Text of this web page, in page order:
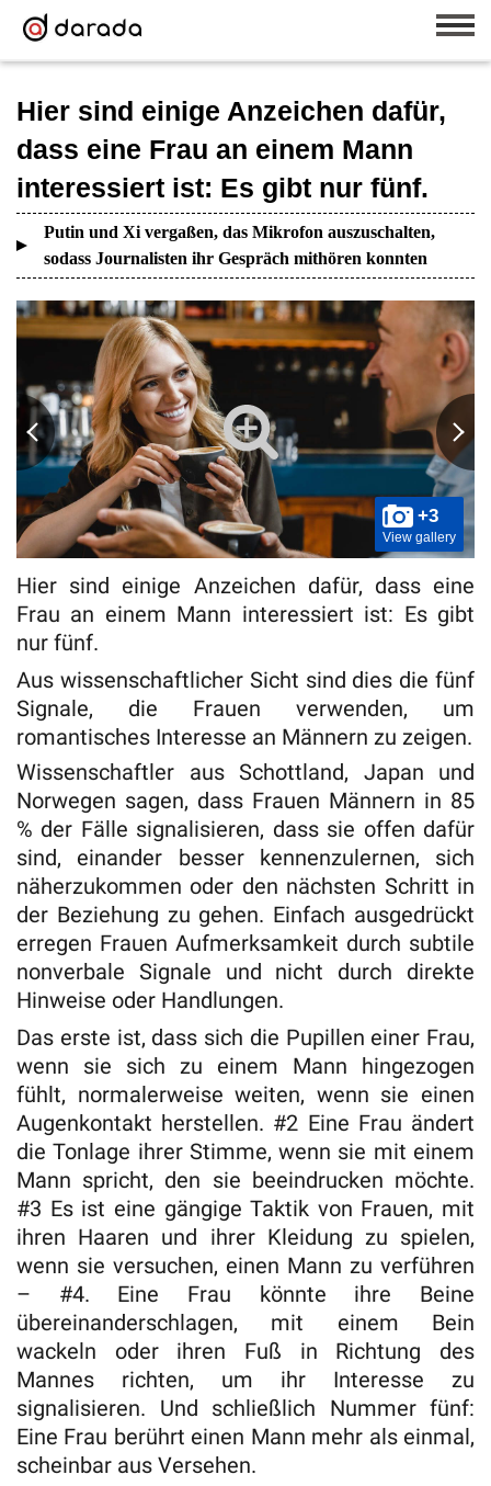
Hier sind einige Anzeichen dafür,
dass eine Frau an einem Mann
interessiert ist: Es gibt nur fünf.
Putin und Xi vergaßen, das Mikrofon auszuschalten,
sodass Journalisten ihr Gespräch mithören konnten
+3
View gallery
Hier sind einige Anzeichen dafür, dass eine
Frau an einem Mann interessiert ist: Es gibt
nur fünf.
Aus wissenschaftlicher Sicht sind dies die fünf
Signale, die Frauen verwenden, um
romantisches Interesse an Männern zu zeigen.
Wissenschaftler aus Schottland, Japan und
Norwegen sagen, dass Frauen Männern in 85
% der Fälle signalisieren, dass sie offen dafür
sind, einander besser kennenzulernen, sich
näherzukommen oder den nächsten Schritt in
der Beziehung zu gehen. Einfach ausgedrückt
erregen Frauen Aufmerksamkeit durch subtile
nonverbale Signale und nicht durch direkte
Hinweise oder Handlungen.
Das erste ist, dass sich die Pupillen einer Frau,
wenn sie sich zu einem Mann hingezogen
fühlt, normalerweise weiten, wenn sie einen
Augenkontakt herstellen. #2 Eine Frau ändert
die Tonlage ihrer Stimme, wenn sie mit einem
Mann spricht, den sie beeindrucken möchte.
#3 Es ist eine gängige Taktik von Frauen, mit
ihren Haaren und ihrer Kleidung zu spielen,
wenn sie versuchen, einen Mann zu verführen
– #4. Eine Frau könnte ihre Beine
übereinanderschlagen, mit einem Bein
wackeln oder ihren Fuß in Richtung des
Mannes richten, um ihr Interesse zu
signalisieren. Und schließlich Nummer fünf:
Eine Frau berührt einen Mann mehr als einmal,
scheinbar aus Versehen.